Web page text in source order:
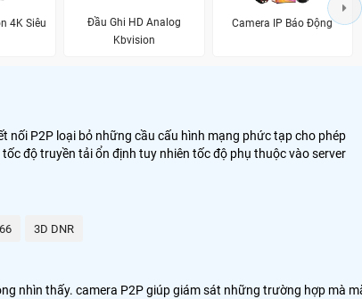
4K Siêu
Đầu Ghi HD Analog
Kbvision
Camera IP Báo Động
nối P2P loại bỏ những cầu cấu hình mạng phức tạp cho phép
độ truyền tải ổn định tuy nhiên tốc độ phụ thuộc vào server
3D DNR
nhìn thấy. camera P2P giúp giám sát những trường hợp mà